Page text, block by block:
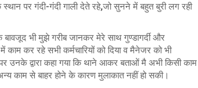
पर गंदी-गंदी गाली देते रहे,जो सुनने में बहुत बुरी लग रही
भी मुझे गरीब जानकर मेरे साथ गुण्डागर्दी और
कर रहे सभी कर्मचारियों को दिया व मैनेजर को भी
उनके द्वारा कहा गया कि थाने आकर बताओं मै अभी किसी काम
काम से बाहर होने के कारण मुलाकात नहीं हो सकी।